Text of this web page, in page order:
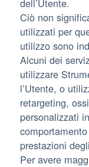
dell’Utente.
Ciò non
utilizzati per
utilizzo sono
Alcuni dei
utilizzare
l’Utente, o
retargeting,
personalizzati
prestazioni
Per avere